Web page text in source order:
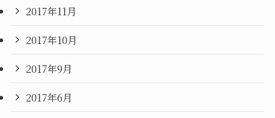
2017年11月
2017年10月
2017年9月
2017年6月